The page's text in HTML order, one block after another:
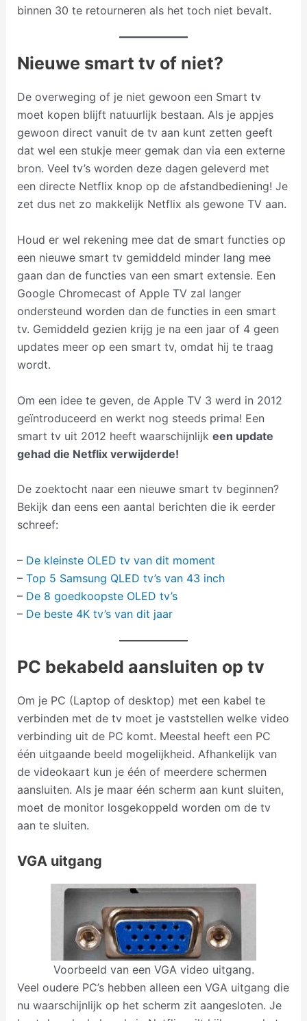
binnen 30 te retourneren als het toch niet bevalt.
Nieuwe smart tv of niet?
De overweging of je niet gewoon een Smart tv
moet kopen blijft natuurlijk bestaan. Als je appjes
gewoon direct vanuit de tv aan kunt zetten geeft
dat wel een stukje meer gemak dan via een externe
bron. Veel tv’s worden deze dagen geleverd met
een directe Netflix knop op de afstandbediening! Je
zet dus net zo makkelijk Netflix als gewone TV aan.
Houd er wel rekening mee dat de smart functies op
een nieuwe smart tv gemiddeld minder lang mee
gaan dan de functies van een smart extensie. Een
Google Chromecast of Apple TV zal langer
ondersteund worden dan de functies in een smart
tv. Gemiddeld gezien krijg je na een jaar of 4 geen
updates meer op een smart tv, omdat hij te traag
wordt.
Om een idee te geven, de Apple TV 3 werd in 2012
geïntroduceerd en werkt nog steeds prima! Een
smart tv uit 2012 heeft waarschijnlijk een update
gehad die Netflix verwijderde!
De zoektocht naar een nieuwe smart tv beginnen?
Bekijk dan eens een aantal berichten die ik eerder
schreef:
– De kleinste OLED tv van dit moment
– Top 5 Samsung QLED tv’s van 43 inch
– De 8 goedkoopste OLED tv’s
– De beste 4K tv’s van dit jaar
PC bekabeld aansluiten op tv
Om je PC (Laptop of desktop) met een kabel te
verbinden met de tv moet je vaststellen welke video
verbinding uit de PC komt. Meestal heeft een PC
één uitgaande beeld mogelijkheid. Afhankelijk van
de videokaart kun je één of meerdere schermen
aansluiten. Als je maar één scherm aan kunt sluiten,
moet de monitor losgekoppeld worden om de tv
aan te sluiten.
VGA uitgang
Voorbeeld van een VGA video uitgang.
Veel oudere PC’s hebben alleen een VGA uitgang die
nu waarschijnlijk op het scherm zit aangesloten. Je